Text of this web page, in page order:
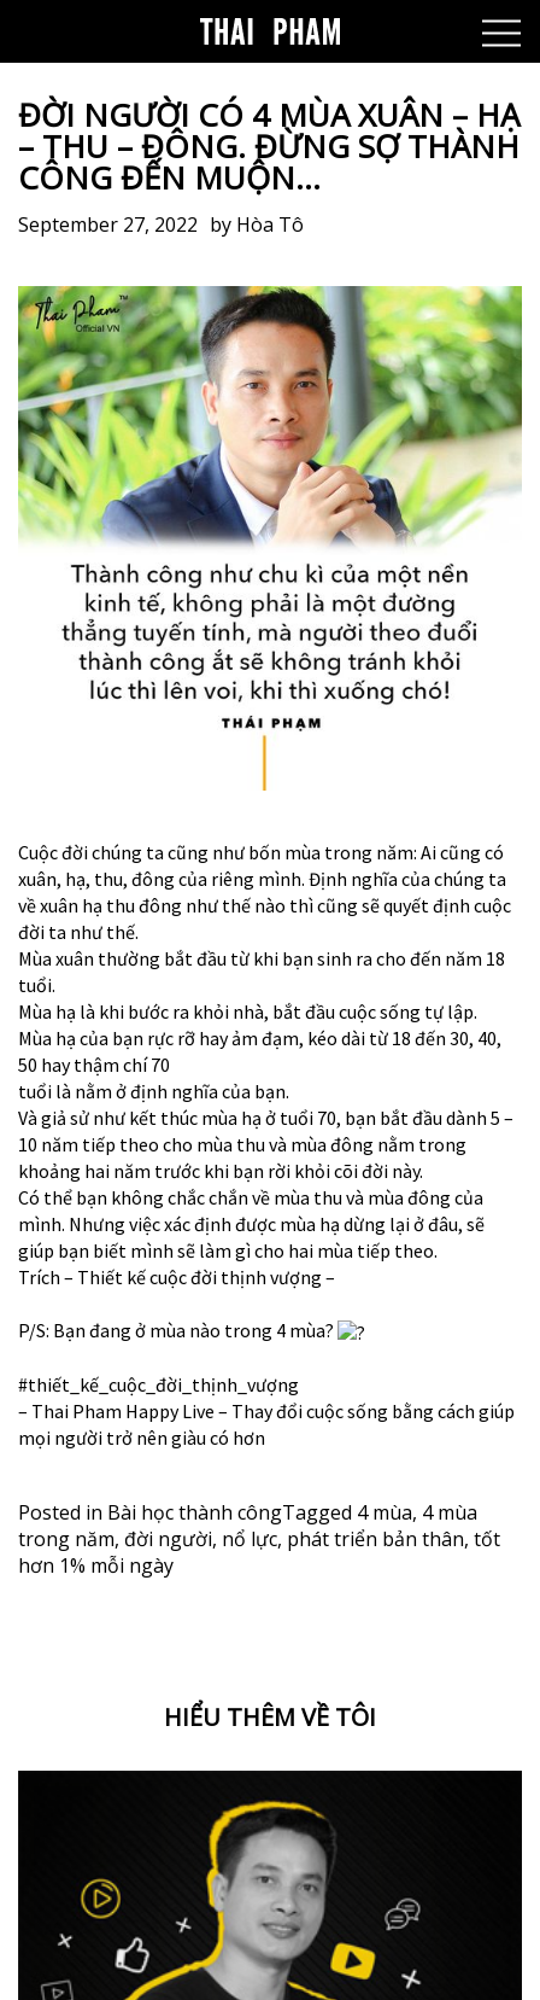
ĐỜI NGƯỜI CÓ 4 MÙA XUÂN – HẠ
– THU – ĐÔNG. ĐỪNG SỢ THÀNH
CÔNG ĐẾN MUỘN…
September 27, 2022 by Hòa Tô
Cuộc đời chúng ta cũng như bốn mùa trong năm: Ai cũng có
xuân, hạ, thu, đông của riêng mình. Định nghĩa của chúng ta
về xuân hạ thu đông như thế nào thì cũng sẽ quyết định cuộc
đời ta như thế.
Mùa xuân thường bắt đầu từ khi bạn sinh ra cho đến năm 18
tuổi.
Mùa hạ là khi bước ra khỏi nhà, bắt đầu cuộc sống tự lập.
Mùa hạ của bạn rực rỡ hay ảm đạm, kéo dài từ 18 đến 30, 40,
50 hay thậm chí 70
tuổi là nằm ở định nghĩa của bạn.
Và giả sử như kết thúc mùa hạ ở tuổi 70, bạn bắt đầu dành 5 –
10 năm tiếp theo cho mùa thu và mùa đông nằm trong
khoảng hai năm trước khi bạn rời khỏi cõi đời này.
Có thể bạn không chắc chắn về mùa thu và mùa đông của
mình. Nhưng việc xác định được mùa hạ dừng lại ở đâu, sẽ
giúp bạn biết mình sẽ làm gì cho hai mùa tiếp theo.
Trích – Thiết kế cuộc đời thịnh vượng –
P/S: Bạn đang ở mùa nào trong 4 mùa?
#thiết_kế_cuộc_đời_thịnh_vượng
– Thai Pham Happy Live – Thay đổi cuộc sống bằng cách giúp
mọi người trở nên giàu có hơn
Posted in Bài học thành côngTagged 4 mùa, 4 mùa
trong năm, đời người, nổ lực, phát triển bản thân, tốt
hơn 1% mỗi ngày
HIỂU THÊM VỀ TÔI